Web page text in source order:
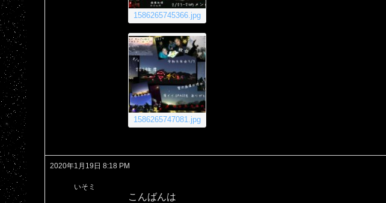
1586265745366.jpg
1586265747081.jpg
2020年1月19日 8:18 PM
いそミ
こんばんは